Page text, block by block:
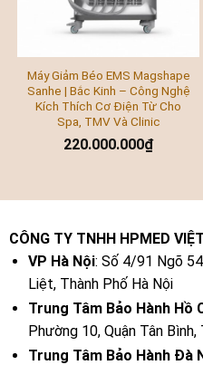
Máy Giảm Béo EMS Magshape
Sanhe | Bắc Kinh – Công Nghệ
Kích Thích Cơ Điện Từ Cho
Spa, TMV Và Clinic
220.000.000₫
CÔNG TY TNHH HPMED
VP Hà Nội: Số 4/91 Ngõ
Liệt, Thành Phố Hà Nội
Trung Tâm Bảo Hành Hồ
Phường 10, Quận Tân
Trung Tâm Bảo Hành Đà